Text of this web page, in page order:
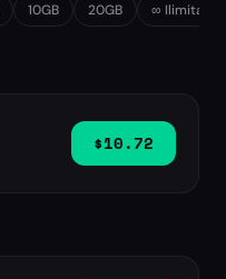
10GB 20GB ∞ Ilimitado
$10.72